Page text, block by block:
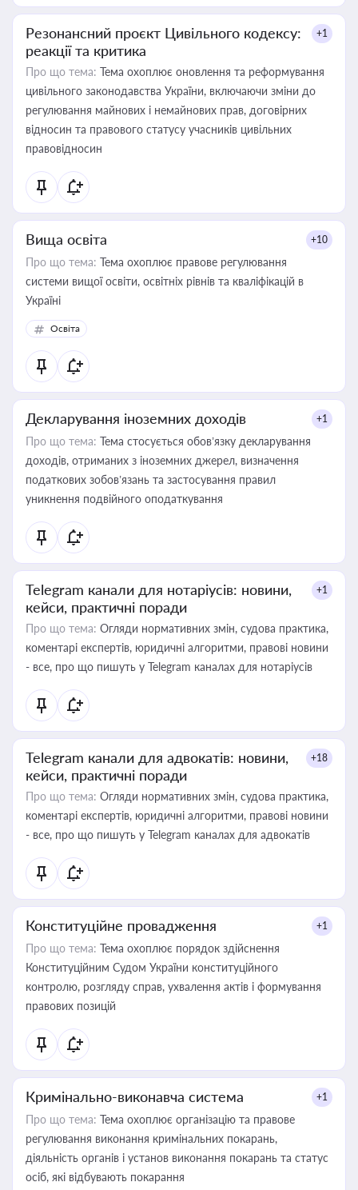
Резонансний проєкт Цивільного кодексу:
реакції та критика
+1
Про що тема: Тема охоплює оновлення та реформування
цивільного законодавства України, включаючи зміни до
регулювання майнових і немайнових прав, договірних
відносин та правового статусу учасників цивільних
правовідносин
Вища освіта +10
Про що тема: Тема охоплює правове регулювання
системи вищої освіти, освітніх рівнів та кваліфікацій в
Україні
Освіта
Декларування іноземних доходів +1
Про що тема: Тема стосується обов’язку декларування
доходів, отриманих з іноземних джерел, визначення
податкових зобов’язань та застосування правил
уникнення подвійного оподаткування
Telegram канали для нотаріусів: новини,
кейси, практичні поради
+1
Про що тема: Огляди нормативних змін, судова практика,
коментарі експертів, юридичні алгоритми, правові новини
- все, про що пишуть у Telegram каналах для нотаріусів
Telegram канали для адвокатів: новини,
кейси, практичні поради
+18
Про що тема: Огляди нормативних змін, судова практика,
коментарі експертів, юридичні алгоритми, правові новини
- все, про що пишуть у Telegram каналах для адвокатів
Конституційне провадження +1
Про що тема: Тема охоплює порядок здійснення
Конституційним Судом України конституційного
контролю, розгляду справ, ухвалення актів і формування
правових позицій
Кримінально-виконавча система +1
Про що тема: Тема охоплює організацію та правове
регулювання виконання кримінальних покарань,
діяльність органів і установ виконання покарань та статус
осіб, які відбувають покарання